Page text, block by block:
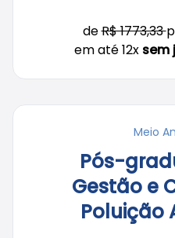
deR$ 1773,33
em até 12x sem
Meio
Pós-
Gestão e
Poluição